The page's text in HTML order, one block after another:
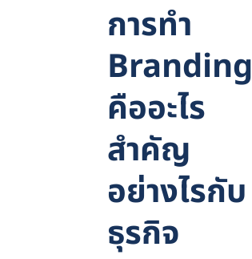
การทำ
Branding
คืออะไร
สำคัญ
อย่างไรกับ
ธุรกิจ